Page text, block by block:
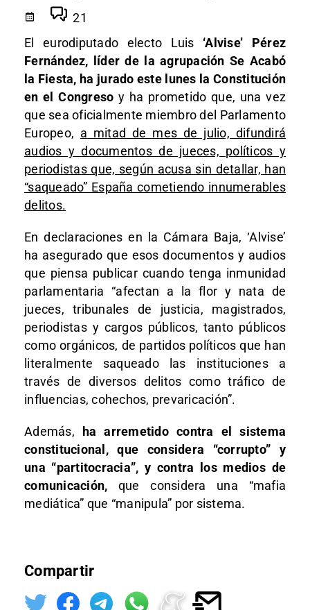
21
El eurodiputado electo Luis ‘Alvise’ Pérez
Fernández, líder de la agrupación Se Acabó
la Fiesta, ha jurado este lunes la Constitución
en el Congreso y ha prometido que, una vez
que sea oficialmente miembro del Parlamento
Europeo, a mitad de mes de julio, difundirá
audios y documentos de jueces, políticos y
periodistas que, según acusa sin detallar, han
“saqueado” España cometiendo innumerables
delitos.
En declaraciones en la Cámara Baja, ‘Alvise’
ha asegurado que esos documentos y audios
que piensa publicar cuando tenga inmunidad
parlamentaria “afectan a la flor y nata de
jueces, tribunales de justicia, magistrados,
periodistas y cargos públicos, tanto públicos
como orgánicos, de partidos políticos que han
literalmente saqueado las instituciones a
través de diversos delitos como tráfico de
influencias, cohechos, prevaricación”.
Además,
ha arremetido contra el sistema
constitucional, que considera “corrupto” y
una “partitocracia”, y contra los medios de
comunicación, que considera una “mafia
mediática” que “manipula” por sistema.
Compartir